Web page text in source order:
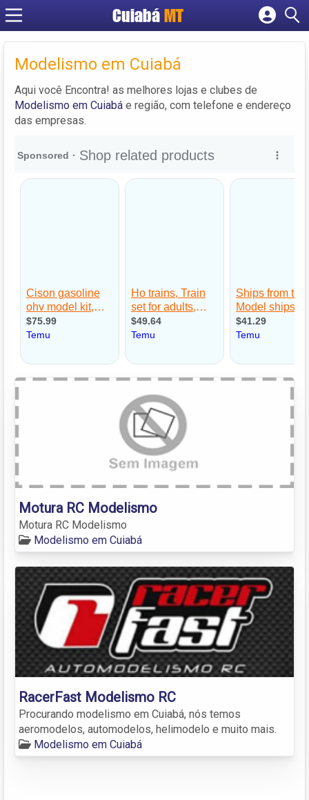
Cuiabá MT
Cadastrar empresa
Criar conta
Modelismo em Cuiabá
Aqui você Encontra! as melhores lojas e clubes de
Modelismo em Cuiabá e região, com telefone e endereço
das empresas.
Motura RC Modelismo
Motura RC Modelismo
Modelismo em Cuiabá
RacerFast Modelismo RC
Procurando modelismo em Cuiabá, nós temos
aeromodelos, automodelos, helimodelo e muito mais.
Modelismo em Cuiabá